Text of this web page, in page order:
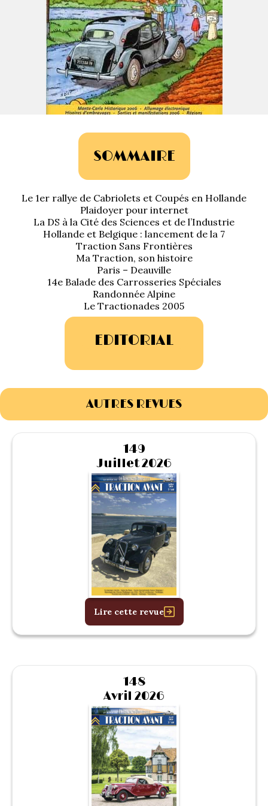
Notre local
La Boutique
Les pièces
Liens
La Revue
Les salons
La traction
La Traction des
membres
Présentation 11
Présentation 15 six
Evolution 7 et 11 -
1934/1941
Evolution 11 –
1945/1952
La 15/6 G –
1938/1947
La 15/6 D –
1947/1955
La 15/6 H –
1954/1956
SOMMAIRE
Le 1er rallye de Cabriolets et Coupés en Hollande
Plaidoyer pour internet
La DS à la Cité des Sciences et de l’Industrie
Hollande et Belgique : lancement de la 7
Traction Sans Frontières
Ma Traction, son histoire
Paris – Deauville
14e Balade des Carrosseries Spéciales
Randonnée Alpine
Le Tractionades 2005
EDITORIAL
AUTRES REVUES
149
Juillet 2026
Lire cette revue
148
Avril 2026